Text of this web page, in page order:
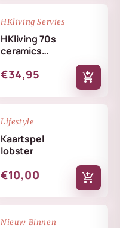
NIEUW
HKliving Servies
HKliving 70s
ceramics
skyline
€34,95 add_shopping_cart
NIEUW
Lifestyle
Kaartspel
lobster
€10,00 add_shopping_cart
NIEUW
Nieuw Binnen